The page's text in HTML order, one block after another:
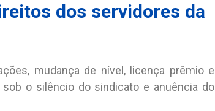
dos servidores da
mudança de nível, licença prêmio e
o silêncio do sindicato e anuência do